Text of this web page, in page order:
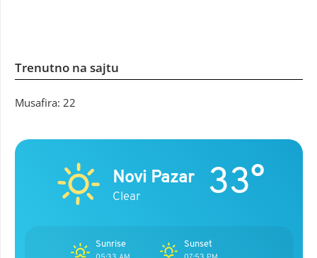
Trenutno na sajtu
Musafira: 22
Novi Pazar
Clear 33°
Sunrise Sunset